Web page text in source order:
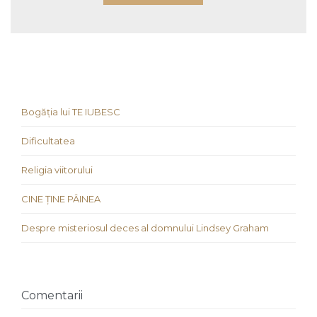
Bogăția lui TE IUBESC
Dificultatea
Religia viitorului
CINE ȚINE PÂINEA
Despre misteriosul deces al domnului Lindsey Graham
Comentarii